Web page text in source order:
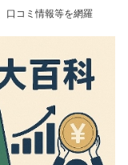
口コミ情報等を網羅